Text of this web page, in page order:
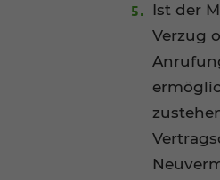
Ist der
Verzug